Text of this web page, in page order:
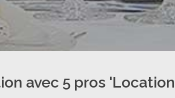
avec 5 pros